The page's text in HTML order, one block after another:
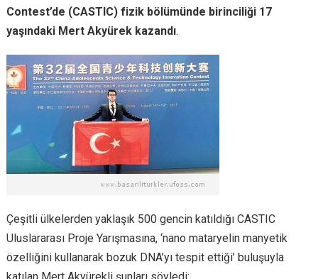
Contest’de (CASTIC) fizik bölümünde birinciliği 17
yaşındaki Mert Akyürek kazandı.
Çeşitli ülkelerden yaklaşık 500 gencin katıldığı CASTIC
Uluslararası Proje Yarışmasına, ‘nano mataryelin manyetik
özelliğini kullanarak bozuk DNA’yı tespit ettiği’ buluşuyla